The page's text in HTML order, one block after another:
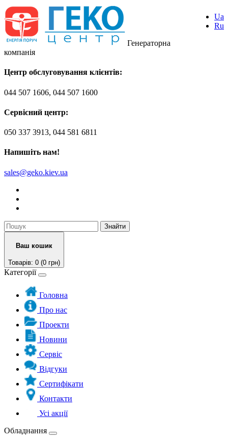
Ua
Ru
Генераторна
компанія
Центр обслуговування клієнтів:
044 507 1606, 044 507 1600
Сервісний центр:
050 337 3913, 044 581 6811
Напишіть нам!
sales@geko.kiev.ua
Знайти
Ваш кошик
Товарів: 0 (0 грн)
Категорії
Головна
Про нас
Проекти
Новини
Сервіс
Відгуки
Сертифікати
Контакти
Усі акції
Обладнання